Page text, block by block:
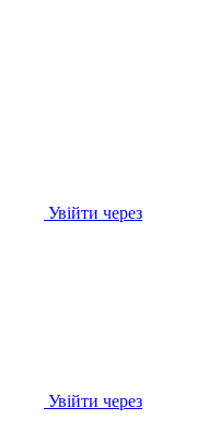
Увійти через
Увійти через